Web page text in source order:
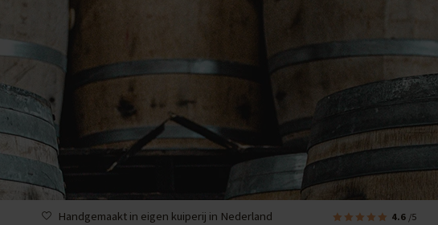
Handgemaakt in eigen kuiperij in Nederland 4.6 /5